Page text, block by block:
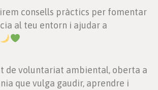
consells pràctics per fomentar
al teu entorn i ajudar a
de voluntariat ambiental, oberta a
que vulga gaudir, aprendre i